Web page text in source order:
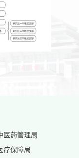
医药管理局
疗保障局